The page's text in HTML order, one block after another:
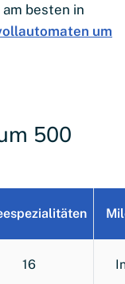
besten in
um
500
16